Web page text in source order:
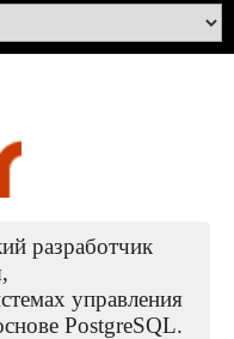
разработчик
управления
PostgreSQL.